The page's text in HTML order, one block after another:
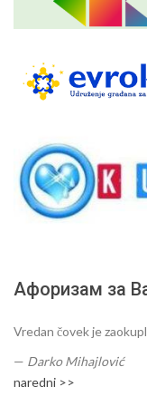
Афоризам за
Vredan čovek je
— Darko Mihajlović
naredni >>